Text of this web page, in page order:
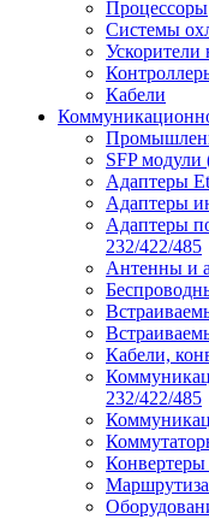
Процессоры
Системы
Ускорители
Кабели
SFP
Адаптеры
Адаптеры
Адаптеры
232/422/485
Антенны и
Кабели,
232/422/485
Конвертеры